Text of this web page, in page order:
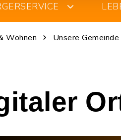
Wohnen Unsere Gemeinde